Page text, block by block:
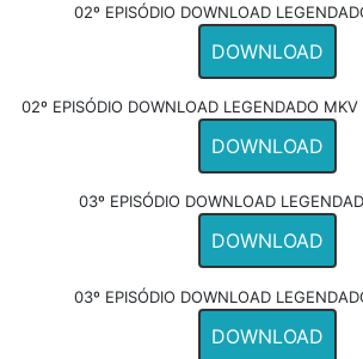
02º EPISÓDIO DOWNLOAD
DOWNLOAD
02º EPISÓDIO DOWNLOAD LEGENDADO
DOWNLOAD
03º EPISÓDIO DOWNLOAD
DOWNLOAD
03º EPISÓDIO DOWNLOAD
DOWNLOAD